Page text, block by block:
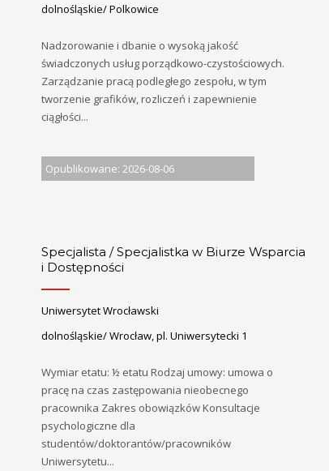
dolnośląskie/ Polkowice
Nadzorowanie i dbanie o wysoką jakość
świadczonych usług porządkowo-czystościowych.
Zarządzanie pracą podległego zespołu, w tym
tworzenie grafików, rozliczeń i zapewnienie
ciągłości...
Opublikowane: 2026-08-06
Specjalista / Specjalistka w Biurze Wsparcia
i Dostępności
Uniwersytet Wrocławski
dolnośląskie/ Wrocław, pl. Uniwersytecki 1
Wymiar etatu: ½ etatu Rodzaj umowy: umowa o
pracę na czas zastępowania nieobecnego
pracownika Zakres obowiązków Konsultacje
psychologiczne dla
studentów/doktorantów/pracowników
Uniwersytetu...